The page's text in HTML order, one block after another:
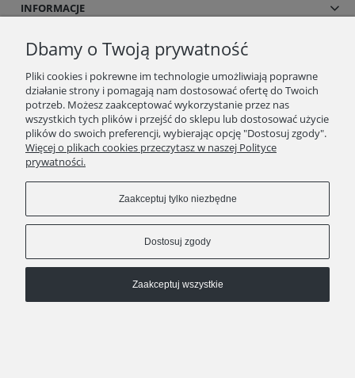
INFORMACJE
kontakt511 29 29 99
KAWEO since 2008
Pokaż pełną wersję strony
Sklep internetowy Shoper Premium
Dbamy o Twoją prywatność
Pliki cookies i pokrewne im technologie umożliwiają poprawne
działanie strony i pomagają nam dostosować ofertę do Twoich
potrzeb. Możesz zaakceptować wykorzystanie przez nas
wszystkich tych plików i przejść do sklepu lub dostosować użycie
plików do swoich preferencji, wybierając opcję "Dostosuj zgody".
Więcej o plikach cookies przeczytasz w naszej Polityce
prywatności.
Zaakceptuj tylko niezbędne
Dostosuj zgody
Zaakceptuj wszystkie